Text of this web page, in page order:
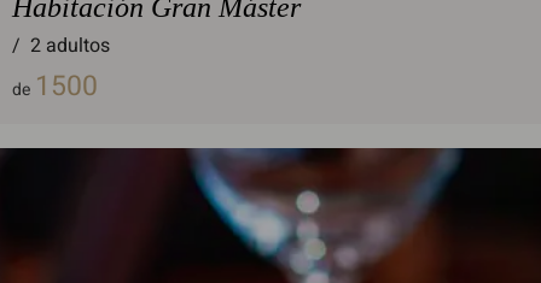
Habitación Gran Máster
/ 2 adultos
de 1500